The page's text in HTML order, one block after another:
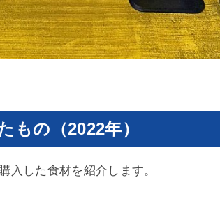
もの（2022年）
入した食材を紹介します。